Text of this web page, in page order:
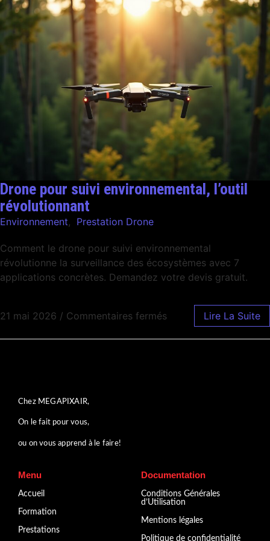
Drone pour suivi environnemental, l’outil
révolutionnant
Environnement, Prestation Drone
Comment le drone pour suivi environnemental
révolutionne la surveillance des écosystèmes avec 7
applications concrètes. Demandez votre devis gratuit.
21 mai 2026 / Commentaires fermés Lire La Suite
Chez MEGAPIXAIR,
On le fait pour vous,
ou on vous apprend à le faire!
Menu
Accueil
Formation
Prestations
Documentation
Conditions Générales
d’Utilisation
Mentions légales
Politique de confidentialité